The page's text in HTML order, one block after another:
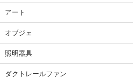
アート
オブジェ
照明器具
ダクトレールファン